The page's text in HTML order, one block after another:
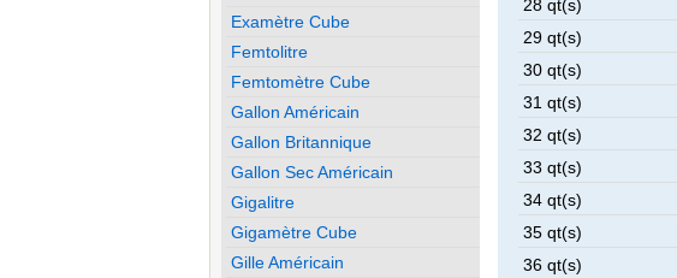
28 qt(s)
29 qt(s)
30 qt(s)
31 qt(s)
32 qt(s)
33 qt(s)
34 qt(s)
35 qt(s)
36 qt(s)
Examètre Cube
Femtolitre
Femtomètre Cube
Gallon Américain
Gallon Britannique
Gallon Sec Américain
Gigalitre
Gigamètre Cube
Gille Américain